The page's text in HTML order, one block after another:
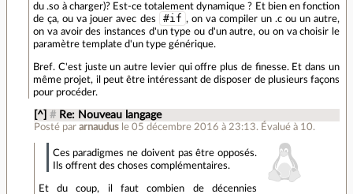
du .so à charger)? Est-ce totalement dynamique ? Et bien en fonction
de ça, ou va jouer avec des
#if , on va compiler un .c ou un autre,
on va avoir des instances d'un type ou d'un autre, ou on va choisir le
paramètre template d'un type générique.
Bref. C'est juste un autre levier qui offre plus de finesse. Et dans un
même projet, il peut être intéressant de disposer de plusieurs façons
pour procéder.
[^] # Re: Nouveau langage
Posté par arnaudus le 05 décembre 2016 à 23:13. Évalué à 10.
Ces paradigmes ne doivent pas être opposés.
Ils offrent des choses complémentaires.
Et du coup, il faut combien de décennies